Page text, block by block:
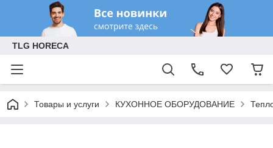
TLG HORECA
Товары и услуги КУХОННОЕ ОБОРУДОВАНИЕ